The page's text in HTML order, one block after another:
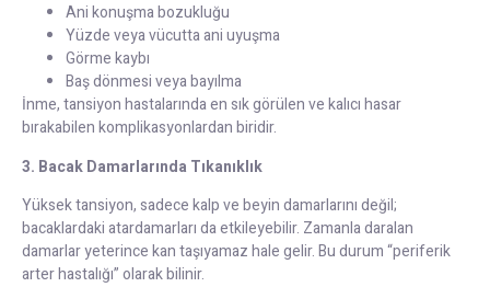
Ani konuşma bozukluğu
Yüzde veya vücutta ani uyuşma
Görme kaybı
Baş dönmesi veya bayılma
İnme, tansiyon hastalarında en sık görülen ve kalıcı hasar
bırakabilen komplikasyonlardan biridir.
3. Bacak Damarlarında Tıkanıklık
Yüksek tansiyon, sadece kalp ve beyin damarlarını değil;
bacaklardaki atardamarları da etkileyebilir. Zamanla daralan
damarlar yeterince kan taşıyamaz hale gelir. Bu durum “periferik
arter hastalığı” olarak bilinir.